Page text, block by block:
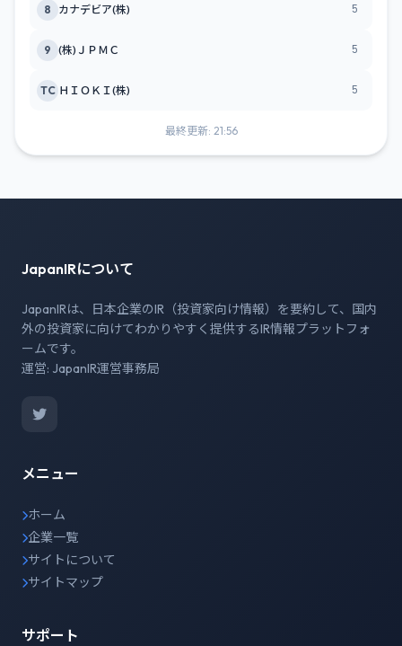
8 カナデビア(株) 5
9 (株)ＪＰＭＣ 5
TC ＨＩＯＫＩ(株) 5
最終更新: 21:56
JapanIRについて
JapanIRは、日本企業のIR（投資家向け情報）を要約して、国内
外の投資家に向けてわかりやすく提供するIR情報プラットフォ
ームです。
運営: JapanIR運営事務局
メニュー
ホーム
企業一覧
サイトについて
サイトマップ
サポート